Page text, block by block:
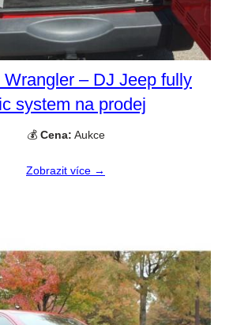
Wrangler – DJ Jeep fully
system na prodej
💰 Cena: Aukce
Zobrazit více →